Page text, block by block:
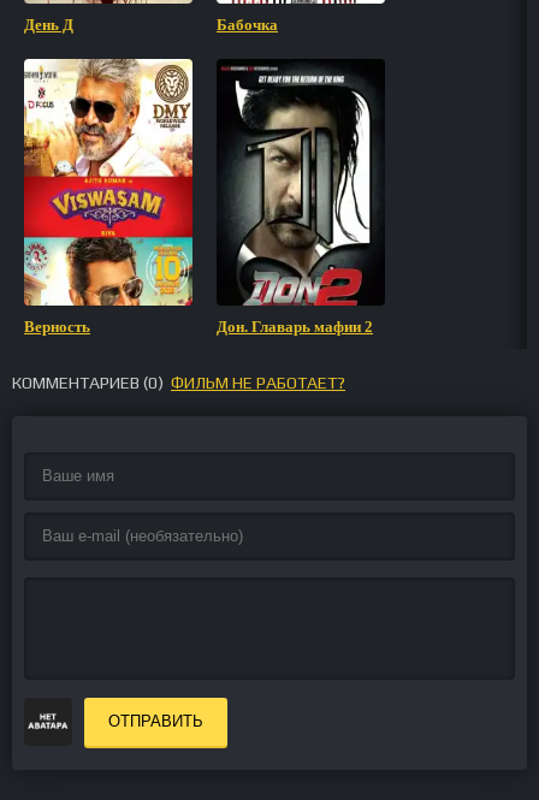
День Д Бабочка
Верность Дон. Главарь мафии 2
КОММЕНТАРИЕВ (0) ФИЛЬМ НЕ РАБОТАЕТ?
ОТПРАВИТЬ